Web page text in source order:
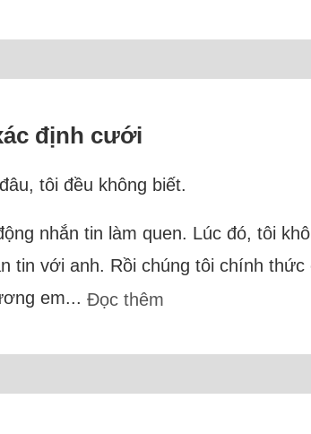
định cưới
tôi đều không biết.
nhắn tin làm quen. Lúc đó, tôi
tin với anh. Rồi chúng tôi chính
em... Đọc thêm